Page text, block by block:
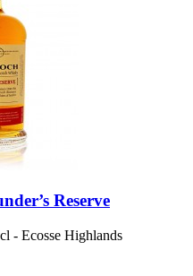
Reserve
- Ecosse Highlands